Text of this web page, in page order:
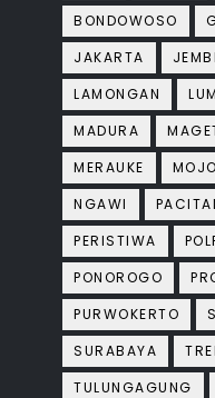
BONDOWOSO
JAKARTA
LAMONGAN
MADURA
MERAUKE
NGAWI
PERISTIWA
PONOROGO
PURWOKERTO
SURABAYA
TULUNGAGUNG